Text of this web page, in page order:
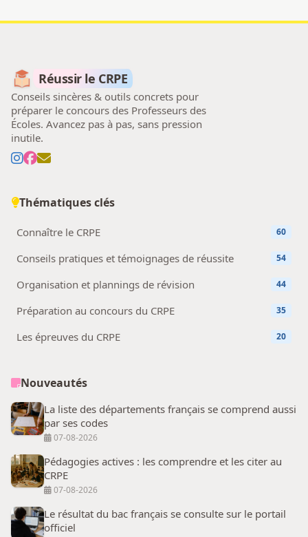
Réussir le CRPE
Conseils sincères & outils concrets pour
préparer le concours des Professeurs des
Écoles. Avancez pas à pas, sans pression
inutile.
Thématiques clés
Connaître le CRPE 60
Conseils pratiques et témoignages de réussite 54
Organisation et plannings de révision 44
Préparation au concours du CRPE 35
Les épreuves du CRPE 20
Nouveautés
La liste des départements français se comprend aussi
par ses codes
07-08-2026
Pédagogies actives : les comprendre et les citer au
CRPE
07-08-2026
Le résultat du bac français se consulte sur le portail
officiel